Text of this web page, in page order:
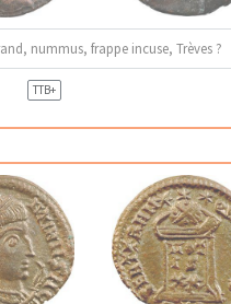
nummus, frappe incuse, Trèves ?
TTB+